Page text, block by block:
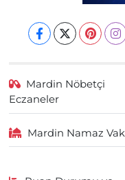
Mardin Nöbetçi
Eczaneler
Mardin Namaz